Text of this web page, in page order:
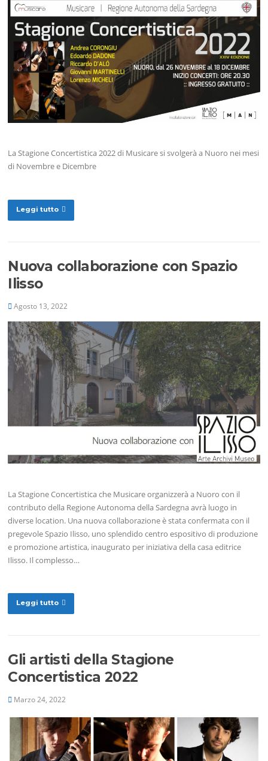
La Stagione Concertistica 2022 di Musicare si svolgerà a Nuoro nei mesi
di Novembre e Dicembre
Leggi tutto
Nuova collaborazione con Spazio
Ilisso
Agosto 13, 2022
La Stagione Concertistica che Musicare organizzerà a Nuoro con il
contributo della Regione Autonoma della Sardegna avrà luogo in
diverse location. Una nuova collaborazione è stata confermata con il
pregevole Spazio Ilisso, uno splendido centro espositivo di produzione
e promozione artistica, inaugurato per iniziativa della casa editrice
Ilisso. Il complesso…
Leggi tutto
Gli artisti della Stagione
Concertistica 2022
Marzo 24, 2022